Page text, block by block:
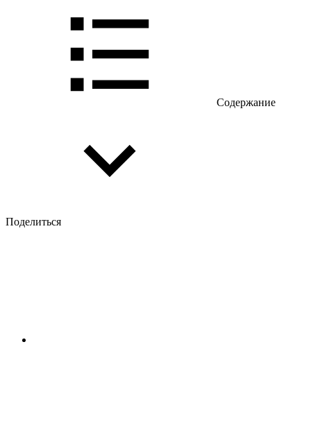
Содержание
Поделиться